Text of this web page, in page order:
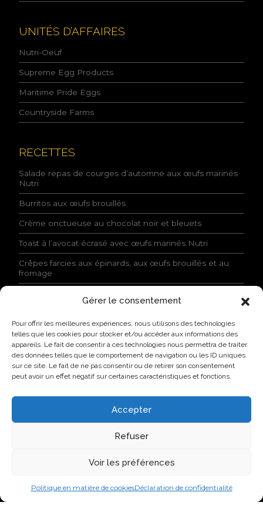
Gérer le consentement
Pour offrir les meilleures expériences, nous utilisons des technologies
telles que les cookies pour stocker et/ou accéder aux informations des
appareils. Le fait de consentir à ces technologies nous permettra de traiter
des données telles que le comportement de navigation ou les ID uniques
sur ce site. Le fait de ne pas consentir ou de retirer son consentement
peut avoir un effet négatif sur certaines caractéristiques et fonctions.
Accepter
Refuser
Voir les préférences
Politique en matière de cookiesDéclaration de confidentialité
p
l
t
i
q
u
e
d
e
c
n
f
i
d
e
n
t
i
a
l
i
t
j
’
a
c
e
UNITÉS D’AFFAIRES
Nutri-Oeuf
Supreme Egg Products
Maritime Pride Eggs
Countryside Farms
RECETTES
Salade repas de courges d’automne aux œufs marinés
Nutri
Burritos aux œufs brouillés
Crème onctueuse au chocolat noir et bleuets
Toast à l’avocat écrasé avec œufs marinés Nutri
Crêpes farcies aux épinards, aux œufs brouillés et au
fromage
Lovo donne le coup d’envoi à son Campus industriel de
l’oeuf à Saint-Hyacinthe
Lovo primée par l’AQINAC pour son initiative
responsable Protéines collectives
Nouvelle identité, nouvelle façon de faire : Groupe Nutri
Lovo annonce l’agrandissement de son usine de
classification de Saint-Lambert-de-Lauzon